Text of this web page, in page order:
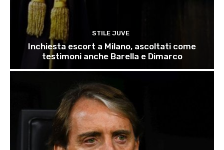
STILE JUVE
Inchiesta escort a Milano, ascoltati come
testimoni anche Barella e Dimarco